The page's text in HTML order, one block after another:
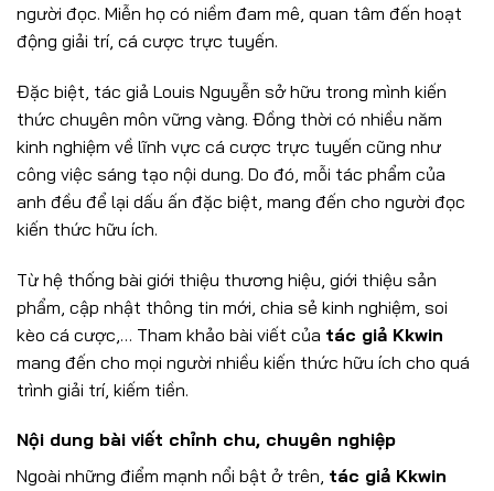
người đọc. Miễn họ có niềm đam mê, quan tâm đến hoạt
động giải trí, cá cược trực tuyến.
Đặc biệt, tác giả Louis Nguyễn sở hữu trong mình kiến
thức chuyên môn vững vàng. Đồng thời có nhiều năm
kinh nghiệm về lĩnh vực cá cược trực tuyến cũng như
công việc sáng tạo nội dung. Do đó, mỗi tác phẩm của
anh đều để lại dấu ấn đặc biệt, mang đến cho người đọc
kiến thức hữu ích.
Từ hệ thống bài giới thiệu thương hiệu, giới thiệu sản
phẩm, cập nhật thông tin mới, chia sẻ kinh nghiệm, soi
kèo cá cược,… Tham khảo bài viết của tác giả Kkwin
mang đến cho mọi người nhiều kiến thức hữu ích cho quá
trình giải trí, kiếm tiền.
Nội dung bài viết chỉnh chu, chuyên nghiệp
Ngoài những điểm mạnh nổi bật ở trên, tác giả Kkwin